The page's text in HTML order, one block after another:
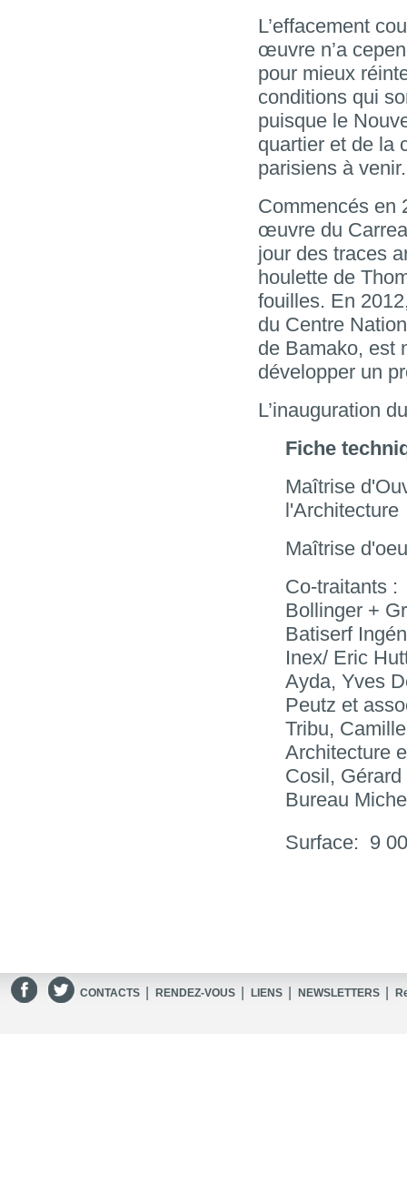
L’effacement
œuvre n’a
pour mieux
conditions qui
puisque le
quartier et de la
parisiens à
Commencés en
œuvre du
jour des traces
houlette de
fouilles. En
du Centre
de Bamako, est
développer un
L’inauguration
Fiche
Maîtrise
l'Architecture
Maîtrise
Co-traitants :
Bollinger +
Batiserf
Inex/ Eric
Ayda, Yves
Peutz et
Tribu,
Architecture
Cosil,
Bureau
Surface: 9
CONTACTS RENDEZ-VOUS LIENS NEWSLETTERS